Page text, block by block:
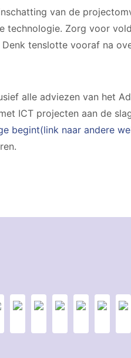
van de
technologie. Zorg voor
tenslotte vooraf na
alle adviezen van het
ICT projecten aan de
begint(link naar andere